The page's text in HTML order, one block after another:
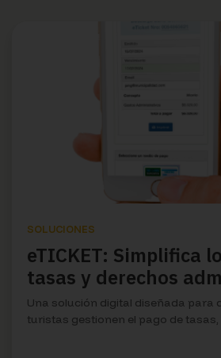
SOLUCIONES
eTICKET: Simplifica
tasas y derechos
Una solución digital diseñada para
turistas gestionen el pago de